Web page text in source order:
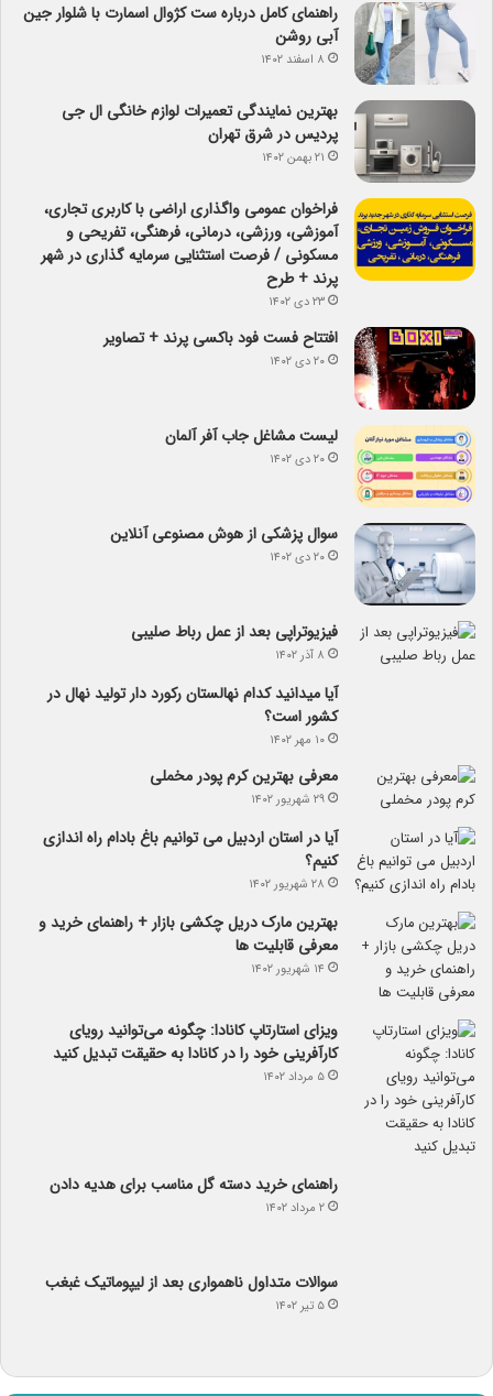
راهنمای کامل درباره ست کژوال اسمارت با شلوار جین
آبی روشن
۸ اسفند ۱۴۰۲
بهترین نمایندگی تعمیرات لوازم خانگی ال جی
پردیس در شرق تهران
۲۱ بهمن ۱۴۰۲
فراخوان عمومی واگذاری اراضی با کاربری تجاری،
آموزشی، ورزشی، درمانی، فرهنگی، تفریحی و
مسکونی / فرصت استثنایی سرمایه گذاری در شهر
پرند + طرح
۲۳ دی ۱۴۰۲
افتتاح فست فود باکسی پرند + تصاویر
۲۰ دی ۱۴۰۲
لیست مشاغل جاب آفر آلمان
۲۰ دی ۱۴۰۲
سوال پزشکی از هوش مصنوعی آنلاین
۲۰ دی ۱۴۰۲
فیزیوتراپی بعد از عمل رباط صلیبی
۸ آذر ۱۴۰۲
آیا می­دانید کدام نهالستان رکورد دار تولید نهال­ در
کشور است؟
۱۰ مهر ۱۴۰۲
معرفی بهترین کرم پودر مخملی
۲۹ شهریور ۱۴۰۲
آیا در استان اردبیل می توانیم باغ بادام راه اندازی
کنیم؟
۲۸ شهریور ۱۴۰۲
بهترین مارک دریل چکشی بازار + راهنمای خرید و
معرفی قابلیت ها
۱۴ شهریور ۱۴۰۲
ویزای استارتاپ کانادا: چگونه می‌توانید رویای
کارآفرینی خود را در کانادا به حقیقت تبدیل کنید
۵ مرداد ۱۴۰۲
راهنمای خرید دسته گل مناسب برای هدیه دادن
۲ مرداد ۱۴۰۲
سوالات متداول ناهمواری بعد از لیپوماتیک غبغب
۵ تیر ۱۴۰۲